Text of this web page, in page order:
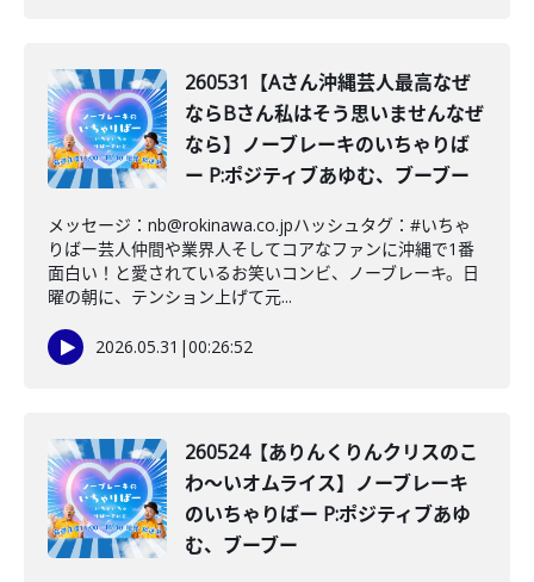
260531【Aさん沖縄芸人最高なぜ
ならBさん私はそう思いませんなぜ
なら】ノーブレーキのいちゃりば
ー P:ポジティブあゆむ、ブーブー
メッセージ：nb@rokinawa.co.jpハッシュタグ：#いちゃ
りばー芸人仲間や業界人そしてコアなファンに沖縄で1番
面白い！と愛されているお笑いコンビ、ノーブレーキ。日
曜の朝に、テンション上げて元...
2026.05.31 |00:26:52
260524【ありんくりんクリスのこ
わ〜いオムライス】ノーブレーキ
のいちゃりばー P:ポジティブあゆ
む、ブーブー